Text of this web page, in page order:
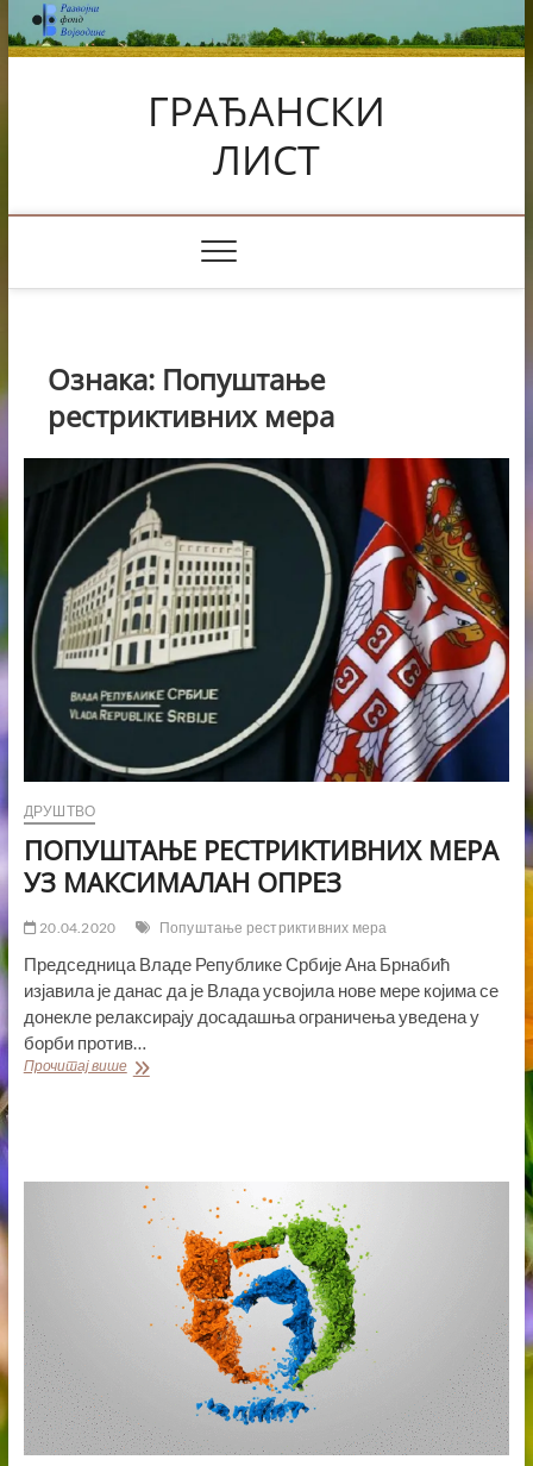
Skip
to
content
ГРАЂАНСКИ
ЛИСТ
Ознака: Попуштање
рестриктивних мера
ДРУШТВО
ПОПУШТАЊЕ РЕСТРИКТИВНИХ МЕРА
УЗ МАКСИМАЛАН ОПРЕЗ
20.04.2020 Попуштање рестриктивних мера
Председница Владе Републике Србије Ана Брнабић
изјавила је данас да је Влада усвојила нове мере којима се
донекле релаксирају досадашња ограничења уведена у
борби против…
Прочитај вишеПОПУШТАЊЕ